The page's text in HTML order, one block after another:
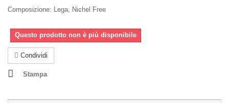
Composizione: Lega, Nichel Free
Questo prodotto non è più disponibile
Condividi
Stampa